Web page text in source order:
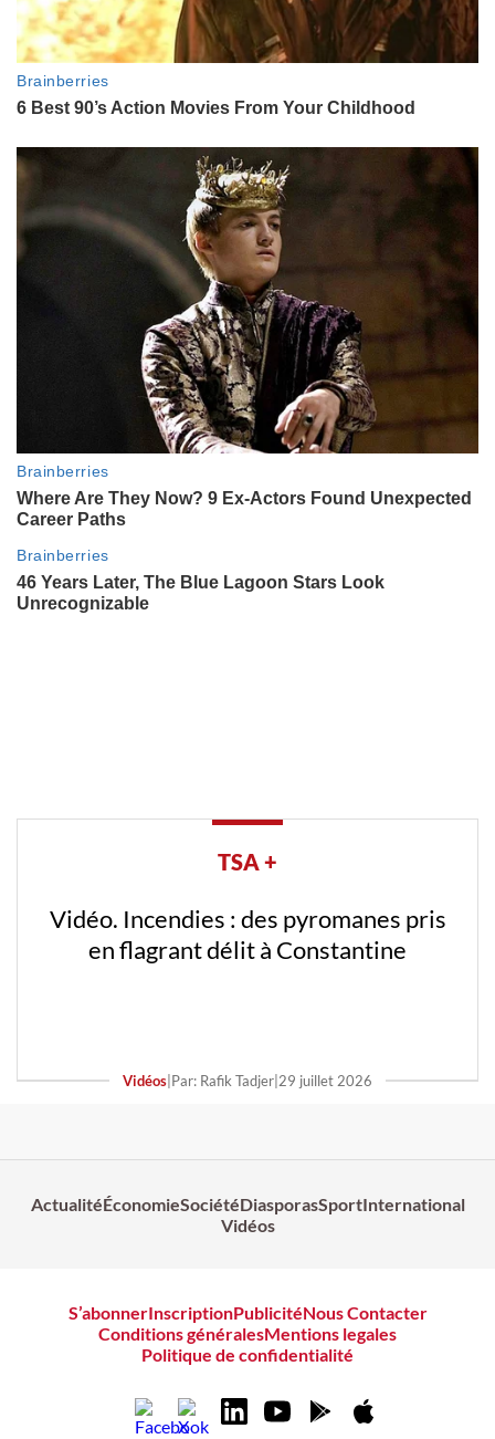
TSA +
Vidéo. Incendies : des pyromanes pris
en flagrant délit à Constantine
Vidéos Par: Rafik Tadjer 29 juillet 2026
ActualitéÉconomieSociétéDiasporasSportInternational
Vidéos
S’abonnerInscriptionPublicitéNous Contacter
Conditions généralesMentions legales
Politique de confidentialité